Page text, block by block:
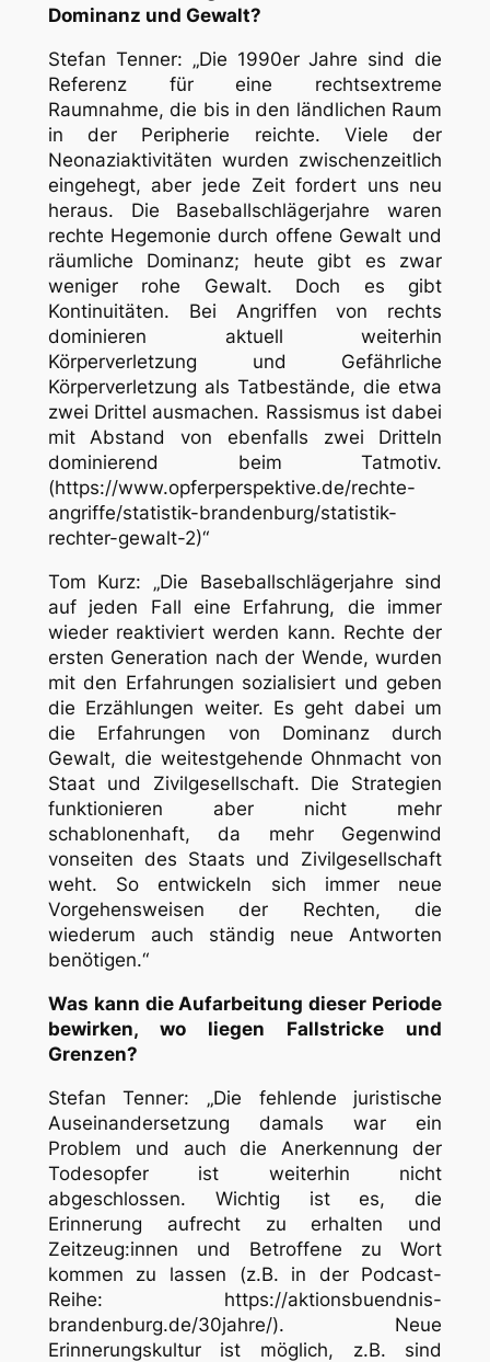
Dominanz und Gewalt?
Stefan Tenner: „Die 1990er Jahre sind die
Referenz für eine rechtsextreme
Raumnahme, die bis in den ländlichen Raum
in der Peripherie reichte. Viele der
Neonaziaktivitäten wurden zwischenzeitlich
eingehegt, aber jede Zeit fordert uns neu
heraus. Die Baseballschlägerjahre waren
rechte Hegemonie durch offene Gewalt und
räumliche Dominanz; heute gibt es zwar
weniger rohe Gewalt. Doch es gibt
Kontinuitäten. Bei Angriffen von rechts
dominieren aktuell weiterhin
Körperverletzung und Gefährliche
Körperverletzung als Tatbestände, die etwa
zwei Drittel ausmachen. Rassismus ist dabei
mit Abstand von ebenfalls zwei Dritteln
dominierend beim Tatmotiv.
(https://www.opferperspektive.de/rechte-
angriffe/statistik-brandenburg/statistik-
rechter-gewalt-2)“
Tom Kurz: „Die Baseballschlägerjahre sind
auf jeden Fall eine Erfahrung, die immer
wieder reaktiviert werden kann. Rechte der
ersten Generation nach der Wende, wurden
mit den Erfahrungen sozialisiert und geben
die Erzählungen weiter. Es geht dabei um
die Erfahrungen von Dominanz durch
Gewalt, die weitestgehende Ohnmacht von
Staat und Zivilgesellschaft. Die Strategien
funktionieren aber nicht mehr
schablonenhaft, da mehr Gegenwind
vonseiten des Staats und Zivilgesellschaft
weht. So entwickeln sich immer neue
Vorgehensweisen der Rechten, die
wiederum auch ständig neue Antworten
benötigen.“
Was kann die Aufarbeitung dieser Periode
bewirken, wo liegen Fallstricke und
Grenzen?
Stefan Tenner: „Die fehlende juristische
Auseinandersetzung damals war ein
Problem und auch die Anerkennung der
Todesopfer ist weiterhin nicht
abgeschlossen. Wichtig ist es, die
Erinnerung aufrecht zu erhalten und
Zeitzeug:innen und Betroffene zu Wort
kommen zu lassen (z.B. in der Podcast-
Reihe: https://aktionsbuendnis-
brandenburg.de/30jahre/). Neue
Erinnerungskultur ist möglich, z.B. sind